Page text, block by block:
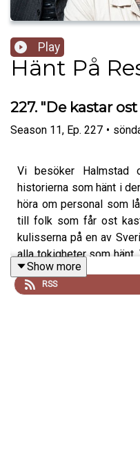
Play
Hänt På
227. "De kastar
Season 11, Ep. 227 •
Vi besöker Halmstad
historierna som hänt i
höra om personal som
till folk som får ost
kulisserna på en av
alla tokigheter som
för att få det
Show more
RSS